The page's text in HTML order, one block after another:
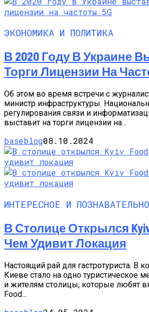
ЭКОНОМИКА И ПОЛИТИКА
В 2020 Году В Украине
Торги Лицензии На
Об этом во время встречи с
министр инфраструктуры.
регулирования связи и
выставит на торги лицензии на...
baseblog08.10.2024
ИНТЕРЕСНОЕ И
В Столице Открылся Kyiv
Чем Удивит Локация
Настоящий рай для гастротуриста. В
Киеве стало на одно туристическое
и жителям столицы, которые любят
Food...